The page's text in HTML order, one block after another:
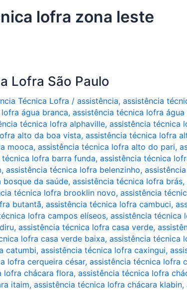
lofra zona leste
Lofra São Paulo
Técnica Lofra / assistência, assistência
água branca, assistência técnica lofra água
técnica lofra alphaville, assistência técnica
alto da boa vista, assistência técnica lofra
mooca, assistência técnica lofra alto do pari,
técnica lofra barra funda, assistência técnica
, assistência técnica lofra belenzinho,
da saúde, assistência técnica lofra brás,
técnica lofra brooklin novo, assistência
butantã, assistência técnica lofra cambuci,
lofra campos elíseos, assistência técnica
, assistência técnica lofra casa verde,
lofra casa verde baixa, assistência técnica
catumbi, assistência técnica lofra caxingui,
lofra cerqueira césar, assistência técnica lofra
lofra chácara flora, assistência técnica lofra
itaim, assistência técnica lofra chácara klabin,